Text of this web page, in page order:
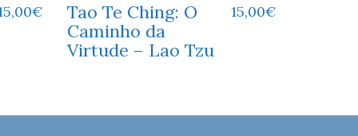
€
Tao Te Ching: O
Caminho da
Virtude – Lao Tzu
15,00€